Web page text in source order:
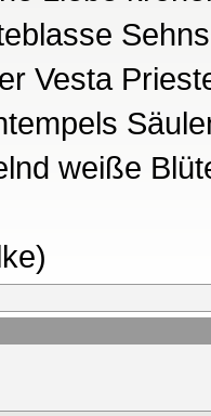
Vesta
weiße